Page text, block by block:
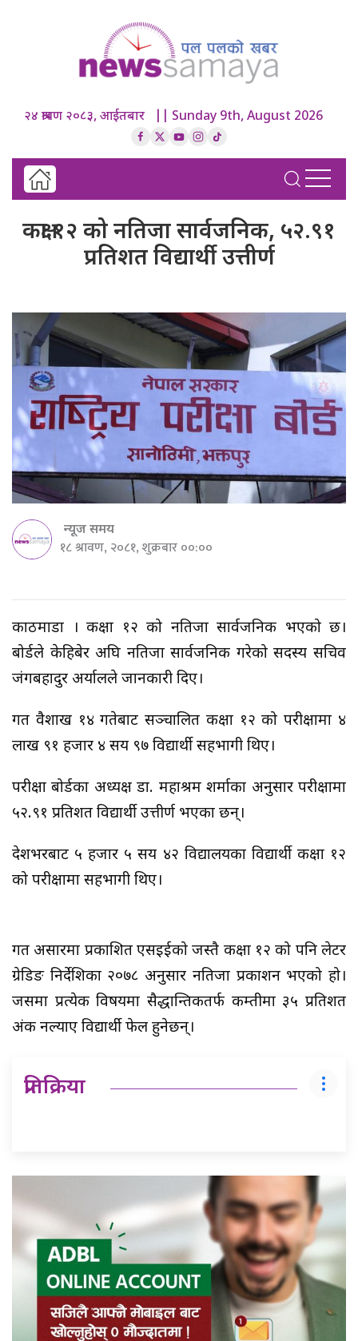
२४ श्रावण २०८३, आईतबार || Sunday 9th, August 2026
कक्षा १२ को नतिजा सार्वजनिक, ५२.९१
प्रतिशत विद्यार्थी उत्तीर्ण
न्यूज समय
१८ श्रावण, २०८१, शुक्रबार ००:००
काठमाडौं । कक्षा १२ को नतिजा सार्वजनिक भएको छ।
बोर्डले केहिबेर अघि नतिजा सार्वजनिक गरेको सदस्य सचिव
जंगबहादुर अर्यालले जानकारी दिए।
गत वैशाख १४ गतेबाट सञ्चालित कक्षा १२ को परीक्षामा ४
लाख ९१ हजार ४ सय ९७ विद्यार्थी सहभागी थिए।
परीक्षा बोर्डका अध्यक्ष डा. महाश्रम शर्माका अनुसार परीक्षामा
५२.९१ प्रतिशत विद्यार्थी उत्तीर्ण भएका छन्।
देशभरबाट ५ हजार ५ सय ४२ विद्यालयका विद्यार्थी कक्षा १२
को परीक्षामा सहभागी थिए।
गत असारमा प्रकाशित एसइईको जस्तै कक्षा १२ को पनि लेटर
ग्रेडिङ निर्देशिका २०७८ अनुसार नतिजा प्रकाशन भएको हो।
जसमा प्रत्येक विषयमा सैद्धान्तिकतर्फ कम्तीमा ३५ प्रतिशत
अंक नल्याए विद्यार्थी फेल हुनेछन्।
प्रतिक्रिया